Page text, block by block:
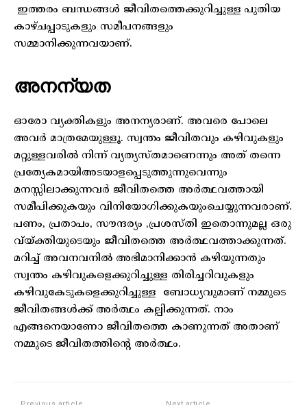
ഇത്തരം ബന്ധങ്ങൾ ജീവിതത്തെക്കുറിച്ചുള്ള പുതിയ
കാഴ്ചപ്പാടുകളും സമീപനങ്ങളും
സമ്മാനിക്കുന്നവയാണ്.
അനന്യത
ഓരോ വ്യക്തികളും അനന്യരാണ്. അവരെ പോലെ
അവർ മാത്രമേയുള്ളൂ. സ്വന്തം ജീവിതവും കഴിവുകളും
മറ്റുള്ളവരിൽ നിന്ന് വ്യത്യസ്തമാണെന്നും അത് തന്നെ
പ്രത്യേകമായിഅടയാളപ്പെടുത്തുന്നുവെന്നും
മനസ്സിലാക്കുന്നവർ ജീവിതത്തെ അർത്ഥവത്തായി
സമീപിക്കുകയും വിനിയോഗിക്കുകയുംചെയ്യുന്നവരാണ്.
പണം, പ്രതാപം, സൗന്ദര്യം ,പ്രശസ്തി ഇതൊന്നുമല്ല ഒരു
വ്യ്ക്തിയുടെയും ജീവിതത്തെ അർത്ഥവത്താക്കുന്നത്.
മറിച്ച് അവനവനിൽ അഭിമാനിക്കാൻ കഴിയുന്നതും
സ്വന്തം കഴിവുകളെക്കുറിച്ചുള്ള തിരിച്ചറിവുകളും
കഴിവുകേടുകളെക്കുറിച്ചുള്ള ബോധ്യവുമാണ് നമ്മുടെ
ജീവിതങ്ങൾക്ക് അർത്ഥം കല്പിക്കുന്നത്. നാം
എങ്ങനെയാണോ ജീവിതത്തെ കാണുന്നത് അതാണ്
നമ്മുടെ ജീവിതത്തിന്റെ അർത്ഥം.